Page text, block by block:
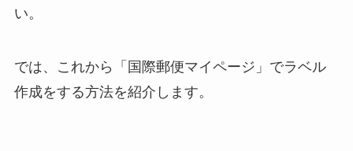
い。
では、これから「国際郵便マイページ」でラベル
作成をする方法を紹介します。